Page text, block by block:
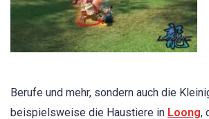
Berufe und mehr, sondern auch die
beispielsweise die Haustiere in Loong,